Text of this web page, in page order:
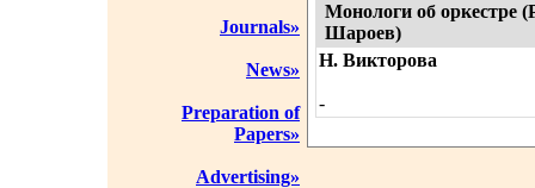
Journals»
News»
Preparation of
Papers»
Advertising»
Монологи об оркестре
Шароев)
Н. Викторова
-